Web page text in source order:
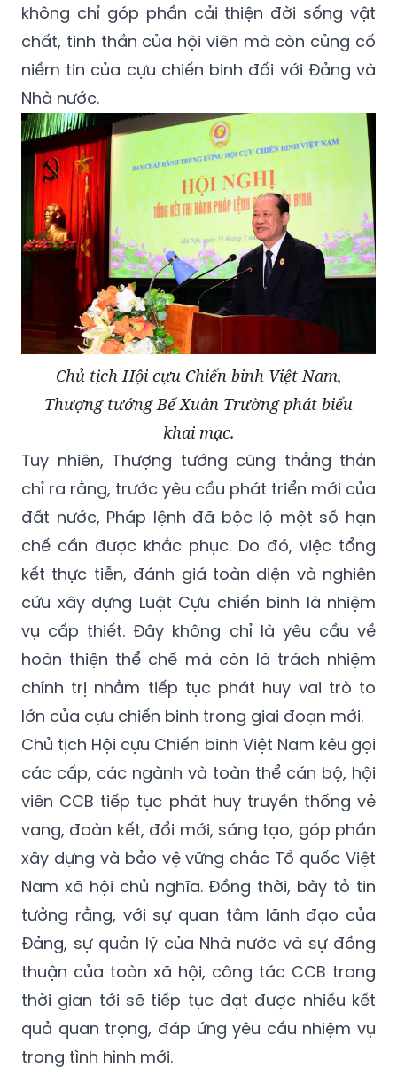
không chỉ góp phần cải thiện đời sống vật
chất, tinh thần của hội viên mà còn củng cố
niềm tin của cựu chiến binh đối với Đảng và
Nhà nước.
Chủ tịch Hội cựu Chiến binh Việt Nam,
Thượng tướng Bế Xuân Trường phát biểu
khai mạc.
Tuy nhiên, Thượng tướng cũng thẳng thắn
chỉ ra rằng, trước yêu cầu phát triển mới của
đất nước, Pháp lệnh đã bộc lộ một số hạn
chế cần được khắc phục. Do đó, việc tổng
kết thực tiễn, đánh giá toàn diện và nghiên
cứu xây dựng Luật Cựu chiến binh là nhiệm
vụ cấp thiết. Đây không chỉ là yêu cầu về
hoàn thiện thể chế mà còn là trách nhiệm
chính trị nhằm tiếp tục phát huy vai trò to
lớn của cựu chiến binh trong giai đoạn mới.
Chủ tịch Hội cựu Chiến binh Việt Nam kêu gọi
các cấp, các ngành và toàn thể cán bộ, hội
viên CCB tiếp tục phát huy truyền thống vẻ
vang, đoàn kết, đổi mới, sáng tạo, góp phần
xây dựng và bảo vệ vững chắc Tổ quốc Việt
Nam xã hội chủ nghĩa. Đồng thời, bày tỏ tin
tưởng rằng, với sự quan tâm lãnh đạo của
Đảng, sự quản lý của Nhà nước và sự đồng
thuận của toàn xã hội, công tác CCB trong
thời gian tới sẽ tiếp tục đạt được nhiều kết
quả quan trọng, đáp ứng yêu cầu nhiệm vụ
trong tình hình mới.